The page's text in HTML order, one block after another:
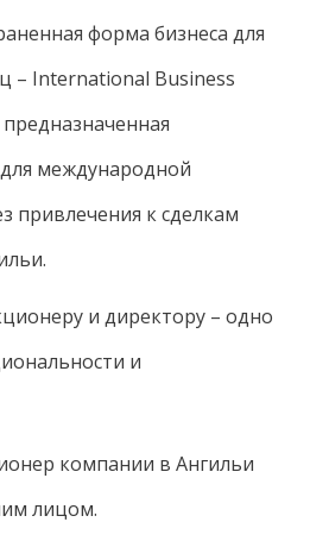
форма бизнеса для
– International Business
международной
привлечения к сделкам
и директору – одно
и
компании в Ангильи
лицом.